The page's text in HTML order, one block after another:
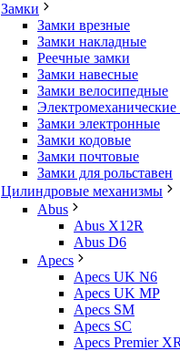
Замки
Замки врезные
Замки накладные
Реечные замки
Замки навесные
Замки велосипедные
Электромеханические
Замки электронные
Замки кодовые
Замки почтовые
Замки для рольставен
Цилиндровые механизмы
Abus
Abus X12R
Abus D6
Apecs
Apecs UK N6
Apecs UK MP
Apecs SM
Apecs SC
Apecs Premier XR